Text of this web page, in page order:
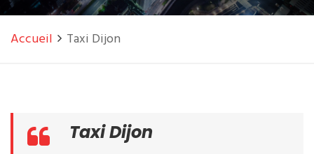
Accueil Taxi Dijon
Taxi Dijon